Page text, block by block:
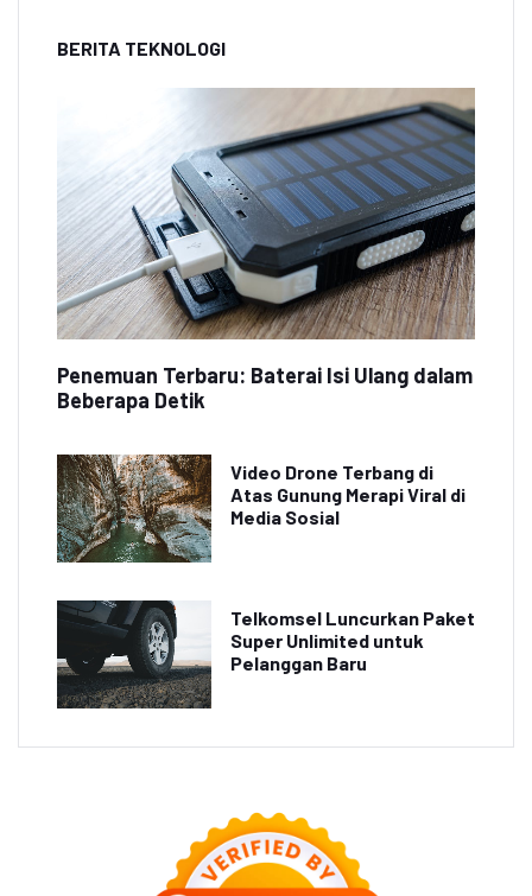
BERITA TEKNOLOGI
Penemuan Terbaru: Baterai Isi Ulang dalam
Beberapa Detik
Video Drone Terbang di
Atas Gunung Merapi Viral di
Media Sosial
Telkomsel Luncurkan Paket
Super Unlimited untuk
Pelanggan Baru